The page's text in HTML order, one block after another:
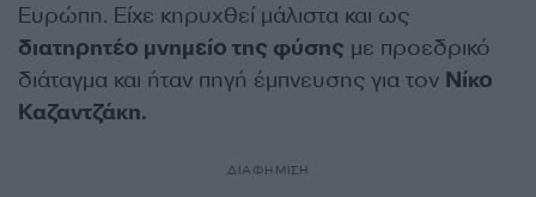
Ευρώπη. Είχε κηρυχθεί μάλιστα και ως
διατηρητέο μνημείο της φύσης με προεδρικό
διάταγμα και ήταν πηγή έμπνευσης για τον Νίκο
Καζαντζάκη.
ΔΙΑΦΗΜΙΣΗ